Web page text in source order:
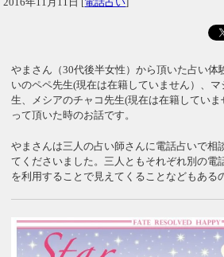
やまさん（30代後半女性）から頂いた占い体
いのペペ先生(現在は在籍していません）、
生、メシアのチャコ先生(現在は在籍してい
って頂いた時のお話です。
やまさんは三人の占い師さんに電話占いで相
てくださいました。三人ともそれぞれ別の電
を利用することで見えてくることなどもある